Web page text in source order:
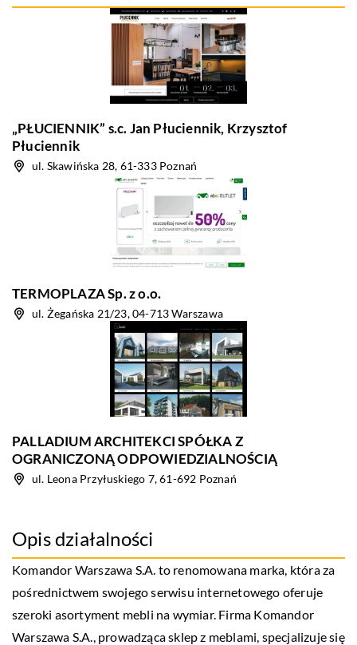
„PŁUCIENNIK” s.c. Jan Płuciennik, Krzysztof
Płuciennik
ul. Skawińska 28, 61-333 Poznań
TERMOPLAZA Sp. z o.o.
ul. Żegańska 21/23, 04-713 Warszawa
PALLADIUM ARCHITEKCI SPÓŁKA Z
OGRANICZONĄ ODPOWIEDZIALNOŚCIĄ
ul. Leona Przyłuskiego 7, 61-692 Poznań
Opis działalności
Komandor Warszawa S.A. to renomowana marka, która za
pośrednictwem swojego serwisu internetowego oferuje
szeroki asortyment mebli na wymiar. Firma Komandor
Warszawa S.A., prowadząca sklep z meblami, specjalizuje się